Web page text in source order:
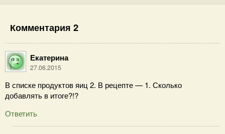
Комментария 2
Екатерина
27.06.2015
В списке продуктов яиц 2. В рецепте — 1. Сколько
добавлять в итоге?!?
Ответить